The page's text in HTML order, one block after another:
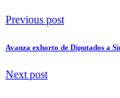
Previous post
Avanza exhorto de Diputados a
Next post